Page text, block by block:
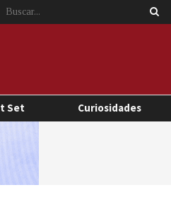
Set Curiosidades